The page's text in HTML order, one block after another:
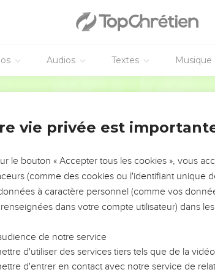
Audios Textes Musique
, 41000 au lieu de 61000 dariques d'or ; on arrive
, 30 tuniques au lieu de 530, qui paraissent un
les 67 tuniques du verset 7, on arrive alors à 97,
leur nombre à 4700, ce qui se rapproche
la loi. Fête des Tabernacles. Grande fête
la loi. Ces trois chapitres forment un tout, où
que deux fois (
8.9
). Ils s'ouvrent par
3.1
de Tisri de l'année mentionnée en dernier
jour du sixième mois la muraille avait été
suivit immédiatement cet heureux évènement.
vie privée est
le bouton « Accepter tous les cookies », vous
(comme des cookies ou l'identifiant unique
à caractère personnel (comme vos
dans votre compte utilisateur) dans
de notre service
d'utiliser des services tiers tels que de la
d'entrer en contact avec notre service de